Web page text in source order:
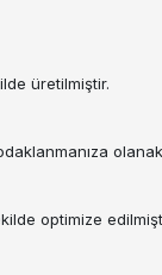
üretilmiştir.
olanak
optimize